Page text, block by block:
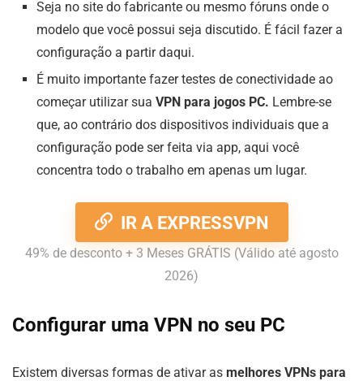
Seja no site do fabricante ou mesmo fóruns onde o
modelo que você possui seja discutido. É fácil fazer a
configuração a partir daqui.
É muito importante fazer testes de conectividade ao
começar utilizar sua VPN para jogos PC. Lembre-se
que, ao contrário dos dispositivos individuais que a
configuração pode ser feita via app, aqui você
concentra todo o trabalho em apenas um lugar.
IR A EXPRESSVPN
49% de desconto + 3 Meses GRÁTIS (Válido até agosto
2026)
Configurar uma VPN no seu PC
Existem diversas formas de ativar as melhores VPNs para